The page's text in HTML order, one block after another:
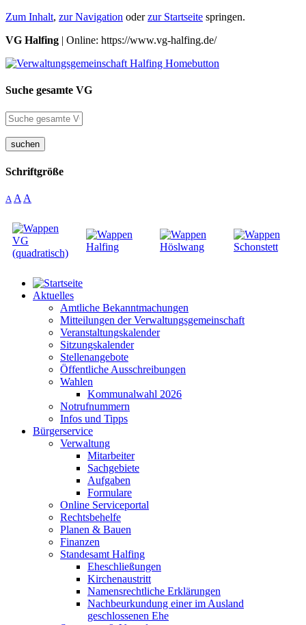
Zum Inhalt, zur Navigation oderzur Startseite springen.
VG Halfing | Online: https://www.vg-halfing.de/
Suche gesamte VG
suchen
Schriftgröße
A A A
Aktuelles
Amtliche Bekanntmachungen
Mitteilungen der Verwaltungsgemeinschaft
Veranstaltungskalender
Sitzungskalender
Stellenangebote
Öffentliche Ausschreibungen
Wahlen
Kommunalwahl 2026
Notrufnummern
Infos und Tipps
Bürgerservice
Verwaltung
Mitarbeiter
Sachgebiete
Aufgaben
Formulare
Online Serviceportal
Rechtsbehelfe
Planen & Bauen
Finanzen
Standesamt Halfing
Eheschließungen
Kirchenaustritt
Namensrechtliche Erklärungen
Nachbeurkundung einer im Ausland
geschlossenen Ehe